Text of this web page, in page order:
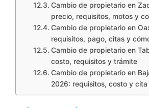
Cambio de propietario en
precio, requisitos, motos y
Cambio de propietario en
requisitos, pago, citas y
Cambio de propietario en
costo, requisitos y trámite
Cambio de propietario en
2026: requisitos, costo y cita